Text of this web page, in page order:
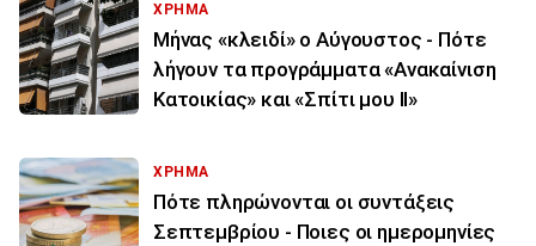
ΧΡΗΜΑ
Μήνας «κλειδί» ο Αύγουστος - Πότε
λήγουν τα προγράμματα «Ανακαίνιση
Κατοικίας» και «Σπίτι μου ΙΙ»
ΧΡΗΜΑ
Πότε πληρώνονται οι συντάξεις
Σεπτεμβρίου - Ποιες οι ημερομηνίες